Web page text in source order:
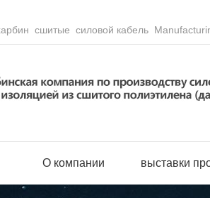
сшитые силовой кабель
О компании выставки